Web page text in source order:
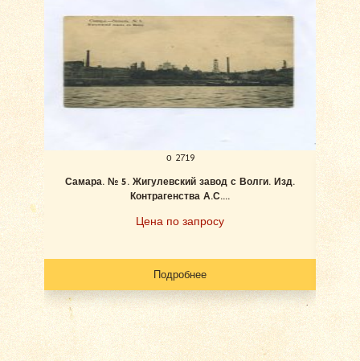
о 2719
Самара. № 5. Жигулевский завод с Волги. Изд.
Контрагенства А.С....
Цена по запросу
Подробнее